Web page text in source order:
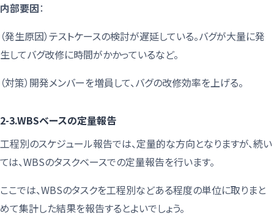
内部要因：
（発生原因）テストケースの検討が遅延している。バグが大量に発
生してバグ改修に時間がかかっているなど。
（対策）開発メンバーを増員して、バグの改修効率を上げる。
2-3.WBSベースの定量報告
工程別のスケジュール報告では、定量的な方向となりますが、続い
ては、WBSのタスクベースでの定量報告を行います。
ここでは、WBSのタスクを工程別などある程度の単位に取りまと
めて集計した結果を報告するとよいでしょう。